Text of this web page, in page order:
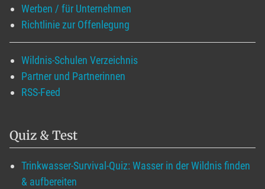
Werben / für Unternehmen
Richtlinie zur Offenlegung
Wildnis-Schulen Verzeichnis
Partner und Partnerinnen
RSS-Feed
Quiz & Test
Trinkwasser-Survival-Quiz: Wasser in der Wildnis finden
& aufbereiten